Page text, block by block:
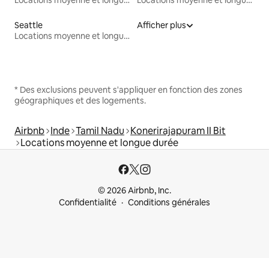
Seattle
Locations moyenne et longue durée
Afficher plus
* Des exclusions peuvent s'appliquer en fonction des zones
géographiques et des logements.
Airbnb Inde Tamil Nadu Konerirajapuram II Bit
Locations moyenne et longue durée
© 2026 Airbnb, Inc.
Confidentialité
Conditions générales